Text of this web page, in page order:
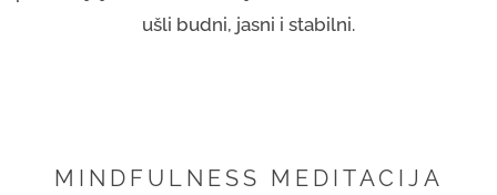
ušli budni, jasni i stabilni.
MINDFULNESS MEDITACIJA